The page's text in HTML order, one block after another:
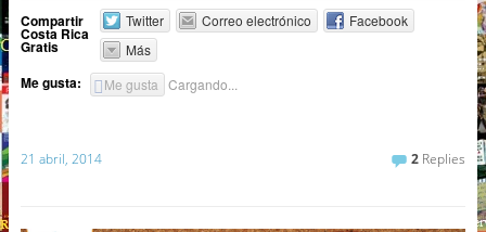
Compartir
Costa Rica
Gratis
Twitter Correo electrónico
Facebook
Más
Me gusta: Me gusta Cargando...
21 abril, 2014 2 Replies